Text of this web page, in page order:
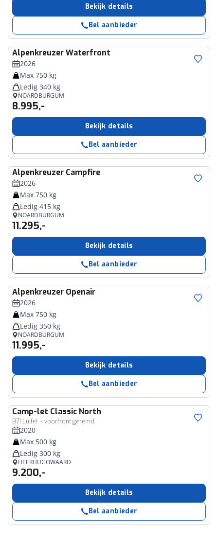
Bekijk details
Bel aanbieder
AlpenkreuzerWaterfront
2026
Max 750 kg
Ledig 340 kg
NOARDBURGUM
8.995,-
Bekijk details
Bel aanbieder
Alpenkreuzer Campfire
2026
Max 750 kg
Ledig 415 kg
NOARDBURGUM
11.295,-
Bekijk details
Bel aanbieder
Alpenkreuzer Openair
2026
Max 750 kg
Ledig 350 kg
NOARDBURGUM
11.995,-
Bekijk details
Bel aanbieder
Camp-let Classic North
871 Luifel + voorfront geremd
2020
Max 500 kg
Ledig 300 kg
HEERHUGOWAARD
9.200,-
Bekijk details
Bel aanbieder